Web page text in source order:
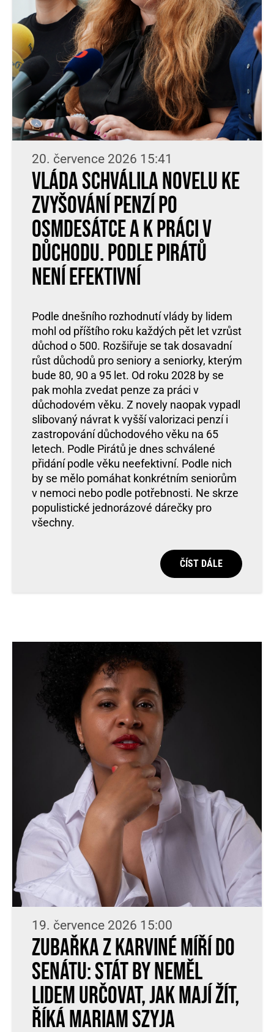
20. července 2026 15:41
Vláda schválila novelu ke
zvyšování penzí po
osmdesátce a k práci v
důchodu. Podle Pirátů
není efektivní
Podle dnešního rozhodnutí vlády by lidem
mohl od příštího roku každých pět let vzrůst
důchod o 500. Rozšiřuje se tak dosavadní
růst důchodů pro seniory a seniorky, kterým
bude 80, 90 a 95 let. Od roku 2028 by se
pak mohla zvedat penze za práci v
důchodovém věku. Z novely naopak vypadl
slibovaný návrat k vyšší valorizaci penzí i
zastropování důchodového věku na 65
letech. Podle Pirátů je dnes schválené
přidání podle věku neefektivní. Podle nich
by se mělo pomáhat konkrétním seniorům
v nemoci nebo podle potřebnosti. Ne skrze
populistické jednorázové dárečky pro
všechny.
ČÍST DÁLE
19. července 2026 15:00
Zubařka z Karviné míří do
Senátu: Stát by neměl
lidem určovat, jak mají žít,
říká Mariam Szyja